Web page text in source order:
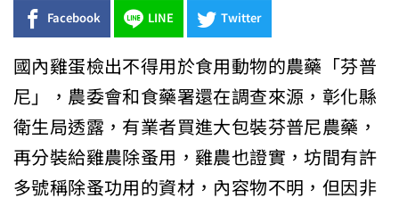
Facebook LINE Twitter
國內雞蛋檢出不得用於食用動物的農藥「芬普
尼」，農委會和食藥署還在調查來源，彰化縣
衛生局透露，有業者買進大包裝芬普尼農藥，
再分裝給雞農除蚤用，雞農也證實，坊間有許
多號稱除蚤功用的資材，內容物不明，但因非